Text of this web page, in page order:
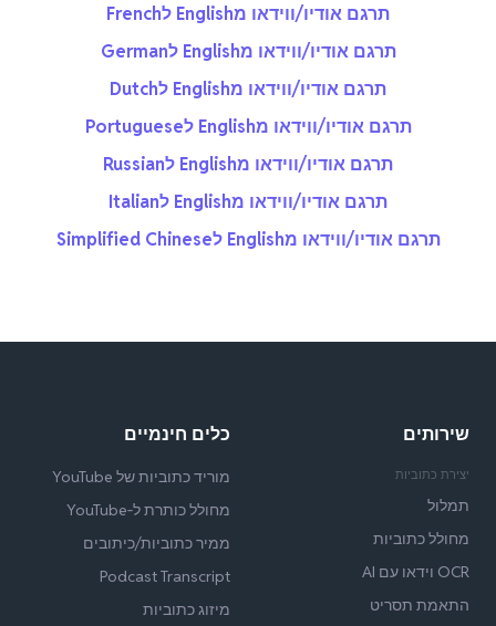
תרגם אודיו/ווידאו מEnglish לFrench
תרגם אודיו/ווידאו מEnglish לGerman
תרגם אודיו/ווידאו מEnglish לDutch
תרגם אודיו/ווידאו מEnglish לPortuguese
תרגם אודיו/ווידאו מEnglish לRussian
תרגם אודיו/ווידאו מEnglish לItalian
תרגם אודיו/ווידאו מEnglish לSimplified Chinese
שירותים
יצירת כתוביות
תמלול
מחולל כתוביות
OCR וידאו עם AI
התאמת תסריט
כלים חינמיים
מוריד כתוביות של YouTube
מחולל כותרת ל‑YouTube
ממיר כתוביות/כיתובים
Podcast Transcript
מיזוג כתוביות